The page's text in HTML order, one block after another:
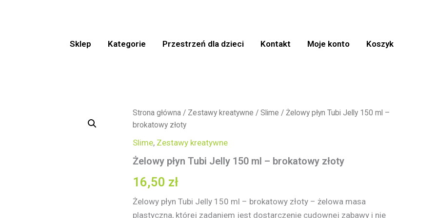
Sklep
Kategorie Przestrzeń dla dzieci Kontakt Moje konto Koszyk
Strona główna / Zestawy kreatywne / Slime / Żelowy płyn Tubi Jelly 150 ml –
brokatowy złoty
Slime, Zestawy kreatywne
Żelowy płyn Tubi Jelly 150 ml – brokatowy złoty
16,50 zł
Żelowy płyn Tubi Jelly 150 ml – brokatowy złoty – żelowa masa
plastyczna, której zadaniem jest dostarczenie cudownej zabawy i nie
ilość
Żelowy
Tubi
150
–
brokatowy
złoty